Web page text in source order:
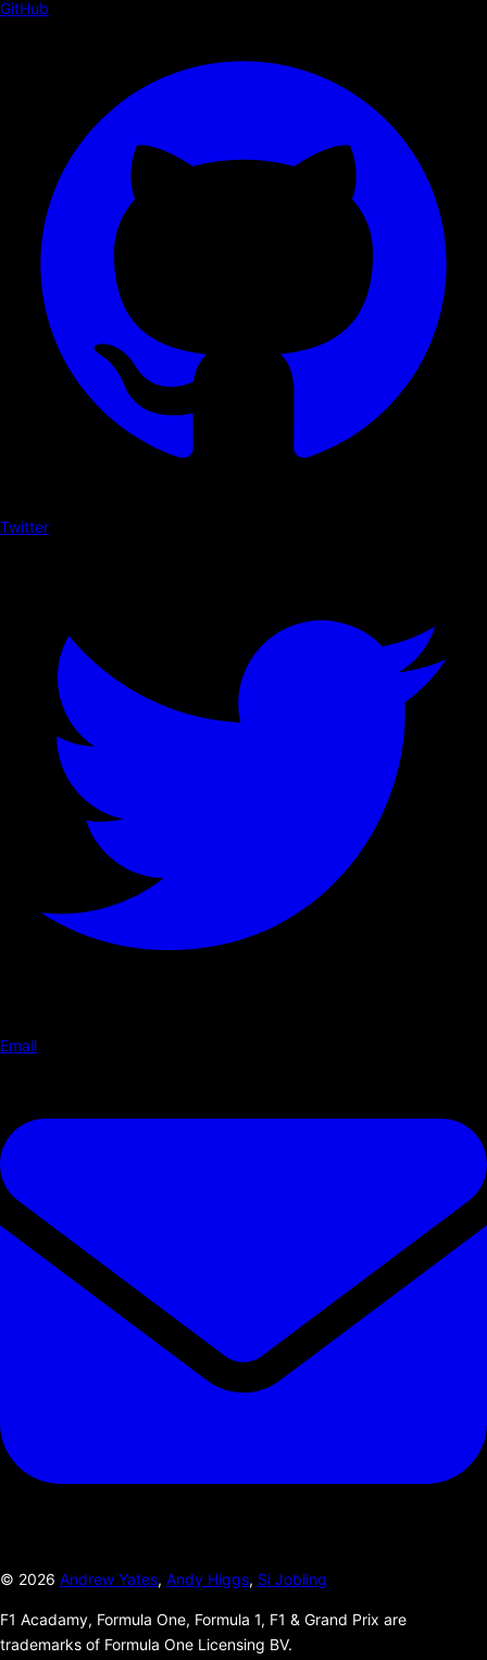
GitHub
Twitter
Email
© 2026 Andrew Yates, Andy Higgs, Si Jobling
F1 Acadamy, Formula One, Formula 1, F1 & Grand Prix are
trademarks of Formula One Licensing BV.